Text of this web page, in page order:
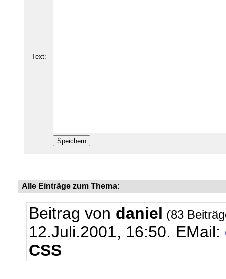
Text:
Alle Einträge zum Thema:
Beitrag von daniel (83
12.Juli.2001, 16:50. EMail:
CSS